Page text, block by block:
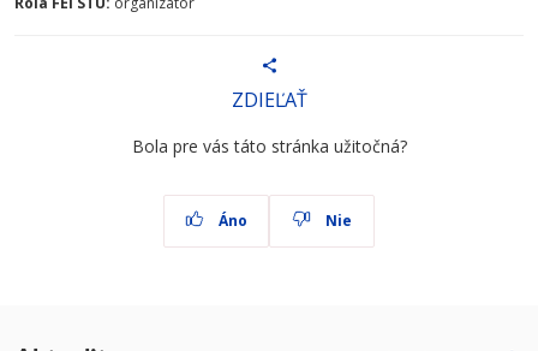
ZDIEĽAŤ
Bola pre vás táto stránka užitočná?
Áno Nie